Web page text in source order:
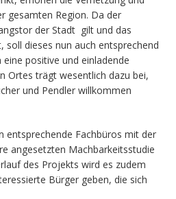
gesamten Region. Da der
der Stadt gilt und das
soll dieses nun auch entsprechend
positive und einladende
Ortes trägt wesentlich dazu bei,
und Pendler willkommen
entsprechende Fachbüros mit der
angesetzten Machbarkeitsstudie
des Projekts wird es zudem
Bürger geben, die sich